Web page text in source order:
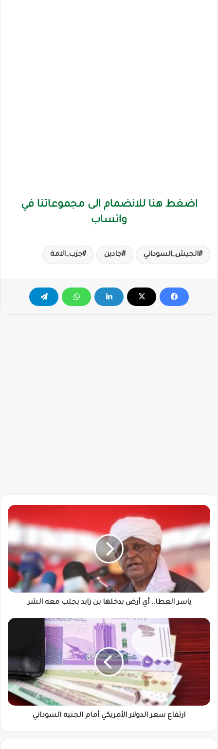
اضغط هنا للانضمام الى مجموعاتنا في
واتساب
الجيش_السوداني جادين جزب_الامة
ياسر
العطا..
أي
أرض
يدخلها
بن
معه
ياسر العطا.. أي أرض يدخلها بن زايد يجلب معه الشر
ارتفاع
الدولار
الأمريكي
أمام
ارتفاع سعر الدولار الأمريكي أمام الجنيه السوداني